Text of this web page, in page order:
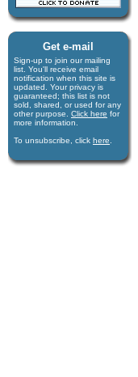
Get e-mail
Sign-up to join our mail­ing
list. You'll receive e­mail
notification when this site is
updated. Your privacy is
guaran­teed; this list is not
sold, shared, or used for any
other purpose. Click here for
more infor­mation.
To unsubscribe, click here